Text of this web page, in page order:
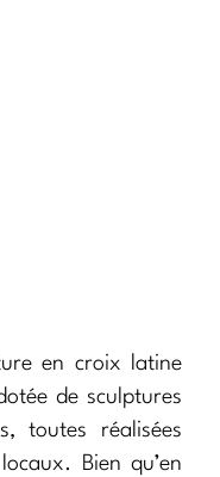
en croix latine
de sculptures
toutes réalisées
Bien qu’en